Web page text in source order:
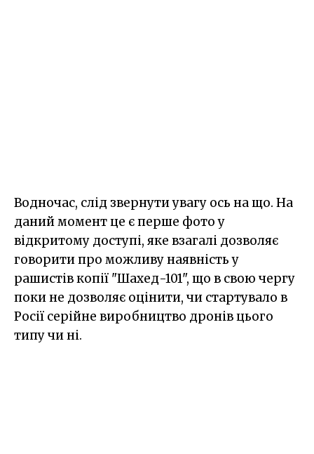
Водночас, слід звернути увагу ось на що. На
даний момент це є перше фото у
відкритому доступі, яке взагалі дозволяє
говорити про можливу наявність у
рашистів копії "Шахед-101", що в свою чергу
поки не дозволяє оцінити, чи стартувало в
Росії серійне виробництво дронів цього
типу чи ні.